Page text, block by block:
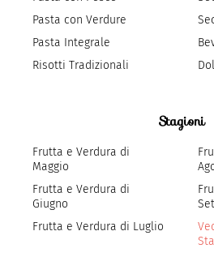
Pasta con Verdure
Pasta Integrale
Risotti Tradizionali
Stagioni
Frutta e Verdura di
Maggio
Frutta e Verdura di
Giugno
Frutta e Verdura di Luglio